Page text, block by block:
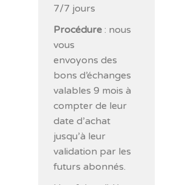
7/7 jours
Procédure : nous
vous
envoyons des
bons d’échanges
valables 9 mois à
compter de leur
date d’achat
jusqu’à leur
validation par les
futurs abonnés.